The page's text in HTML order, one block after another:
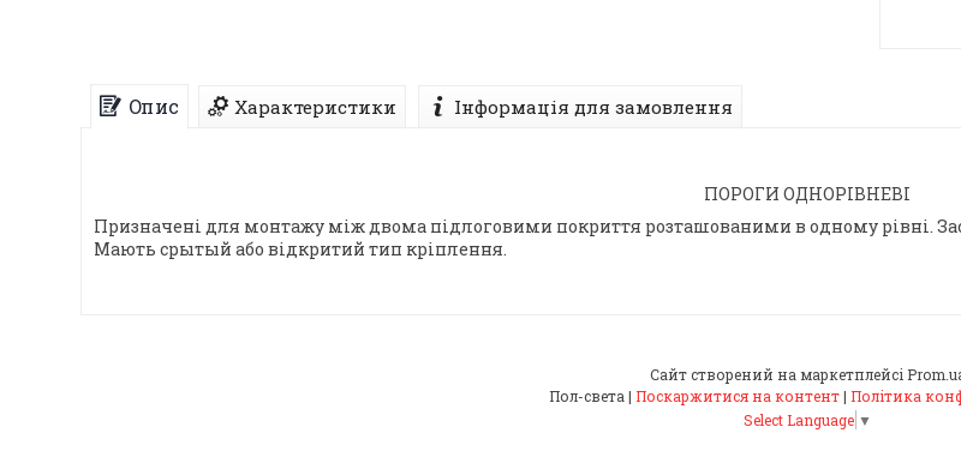
Опис Характеристики Інформація для замовлення
ПОРОГИ ОДНОРІВНЕВІ
Призначені для монтажу між двома підлоговими покриття розташованими в одному рівні.
Мають срытый або відкритий тип кріплення.
Сайт створений на маркетплейсі
Пол-света | Поскаржитися на контент| Політика
Select Language ▼